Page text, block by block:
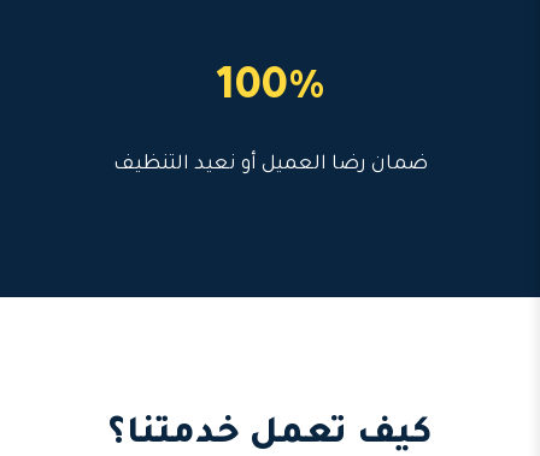
100%
ضمان رضا العميل أو نعيد التنظيف
كيف تعمل خدمتنا؟